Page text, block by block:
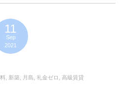
11
Sep
2021
新築 月島 礼金ゼロ
高級賃貸